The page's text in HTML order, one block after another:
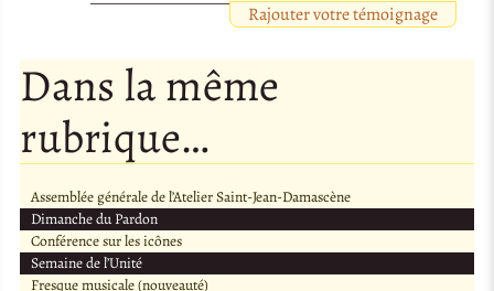
Rajouter votre témoignage
Dans la même
rubrique…
Assemblée générale de l’Atelier Saint-Jean-Damascène
Dimanche du Pardon
Conférence sur les icônes
Semaine de l’Unité
Fresque musicale (nouveauté)